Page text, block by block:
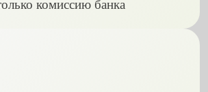
комиссию банка